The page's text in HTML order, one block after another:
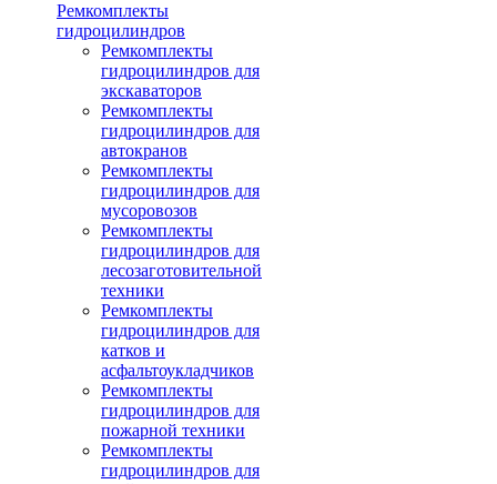
Ремкомплекты
гидроцилиндров
Ремкомплекты
гидроцилиндров для
экскаваторов
Ремкомплекты
гидроцилиндров для
автокранов
Ремкомплекты
гидроцилиндров для
мусоровозов
Ремкомплекты
гидроцилиндров для
лесозаготовительной
техники
Ремкомплекты
гидроцилиндров для
катков и
асфальтоукладчиков
Ремкомплекты
гидроцилиндров для
пожарной техники
Ремкомплекты
гидроцилиндров для